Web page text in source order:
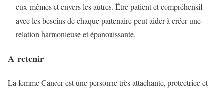
eux-mêmes et envers les autres. Être patient et compréhensif
avec les besoins de chaque partenaire peut aider à créer une
relation harmonieuse et épanouissante.
A retenir
La femme Cancer est une personne très attachante, protectrice et